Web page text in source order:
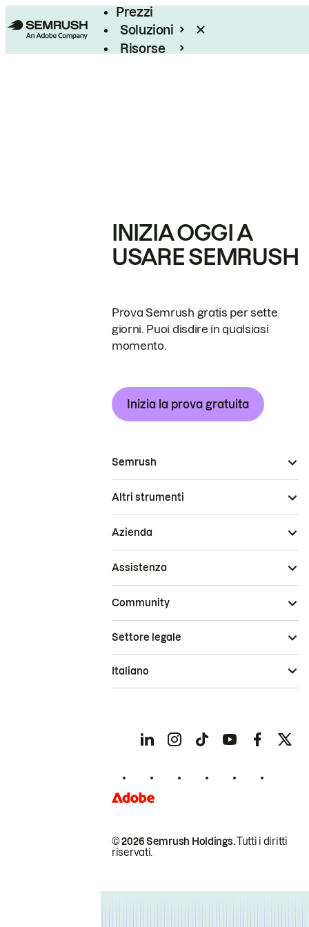
Prezzi
Soluzioni
Risorse
INIZIA OGGI A
USARE SEMRUSH
Prova Semrush gratis per sette
giorni. Puoi disdire in qualsiasi
momento.
Inizia la prova gratuita
Semrush
Altri strumenti
Azienda
Assistenza
Community
© 2026 Semrush Holdings.Tutti i diritti
riservati.
Settore legale
Italiano